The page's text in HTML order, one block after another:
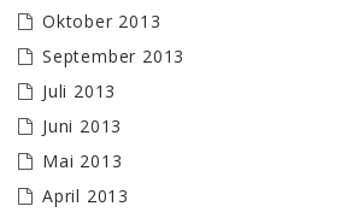
Oktober 2013
September 2013
Juli 2013
Juni 2013
Mai 2013
April 2013